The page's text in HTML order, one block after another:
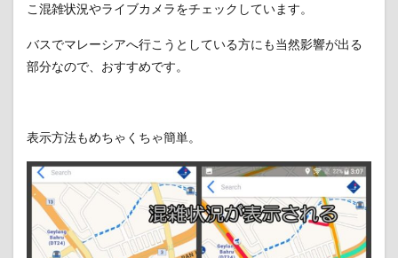
こ混雑状況やライブカメラをチェックしています。
バスでマレーシアへ行こうとしている方にも当然影響が出る
部分なので、おすすめです。
表示方法もめちゃくちゃ簡単。